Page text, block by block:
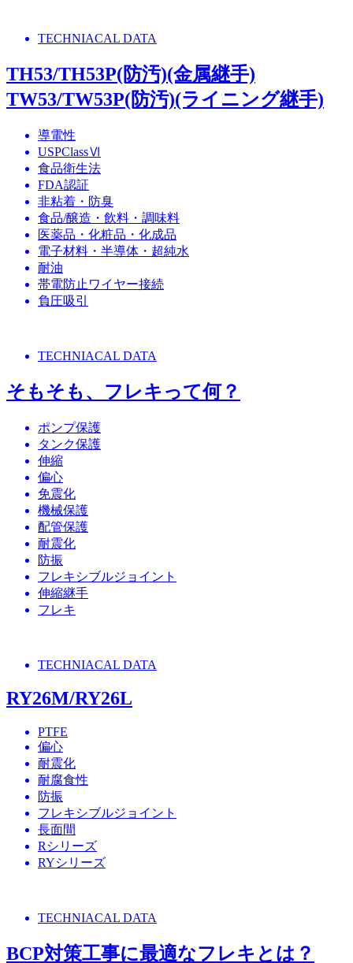
TECHNIACAL DATA
TH53/TH53P(防汚)(金属継手)
TW53/TW53P(防汚)(ライニング継手)
導電性
USPClassⅥ
食品衛生法
FDA認証
非粘着・防臭
食品/醸造・飲料・調味料
医薬品・化粧品・化成品
電子材料・半導体・超純水
耐油
帯電防止ワイヤー接続
負圧吸引
TECHNIACAL DATA
そもそも、フレキって何？
ポンプ保護
タンク保護
伸縮
偏心
免震化
機械保護
配管保護
耐震化
防振
フレキシブルジョイント
伸縮継手
フレキ
TECHNIACAL DATA
RY26M/RY26L
PTFE
偏心
耐震化
耐腐食性
防振
フレキシブルジョイント
長面間
Rシリーズ
RYシリーズ
TECHNIACAL DATA
BCP対策工事に最適なフレキとは？